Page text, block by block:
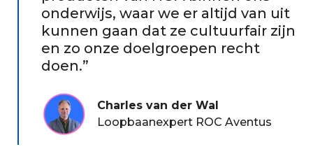
resultaten. Voor NOA is dit belangrijk omdat
testresultaten invloed kunnen hebben op
selectie, begeleiding, studiekeuze of
loopbaanbeslissingen.
onderwijs, waar we er altijd van uit
kunnen gaan dat ze cultuurfair zijn
en zo onze doelgroepen recht
doen.
Charles van der Wal
Loopbaanexpert ROC Aventus